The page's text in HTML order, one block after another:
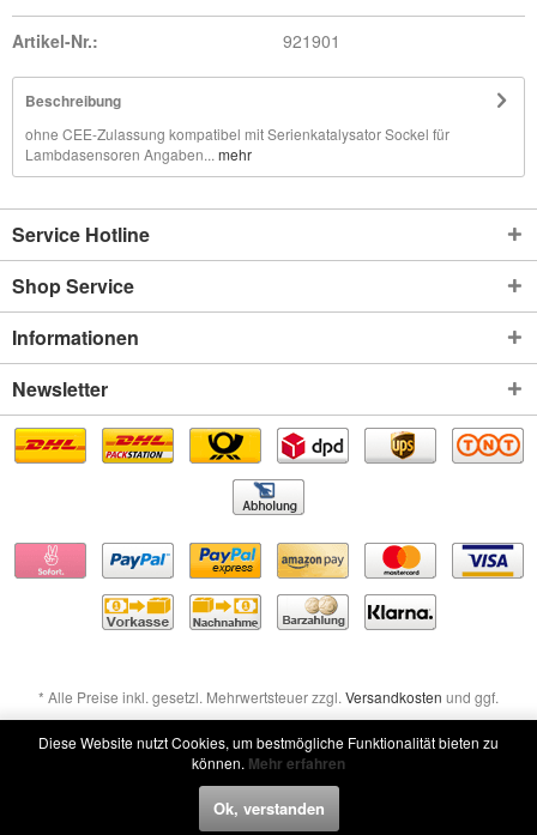
Artikel-Nr.: 921901
Beschreibung
ohne CEE-Zulassung kompatibel mit Serienkatalysator Sockel für
Lambdasensoren Angaben... mehr
Service Hotline
Shop Service
Informationen
Newsletter
* Alle Preise inkl. gesetzl. Mehrwertsteuer zzgl. Versandkosten und ggf.
Nachnahmegebühren, wenn nicht anders beschrieben
Widerruf erklären
Diese Website nutzt Cookies, um bestmögliche Funktionalität bieten zu
können. Mehr erfahren
Ok, verstanden